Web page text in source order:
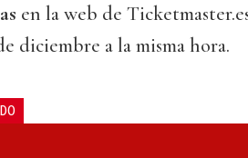
en la web de
diciembre a la misma hora.